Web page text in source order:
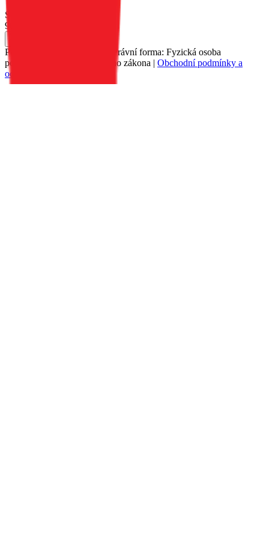
Skladem 2 ks
90 Kč
Petr Matyáš, IČ: 00705331, Právní forma: Fyzická osoba
podnikající dle živnostenského zákona | Obchodní podmínky a
ochrana osobních údajů